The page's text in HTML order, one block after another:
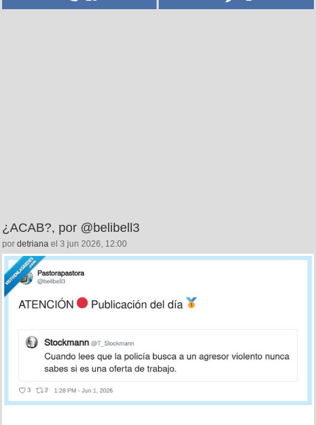
¿ACAB?, por @belibell3
por detriana el 3 jun 2026, 12:00